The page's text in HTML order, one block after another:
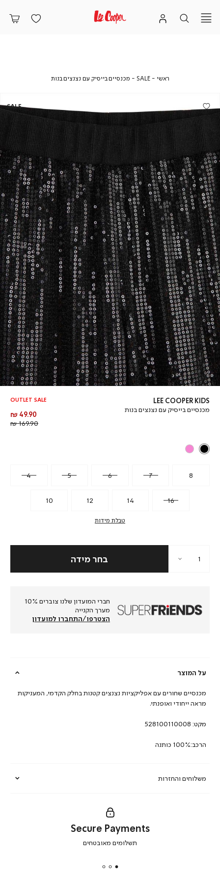
ראשי ראשי
SALE
SALE
מכנסיים בייסיק עם נצנצים בנותמכנסיים
בנות
LEE COOPER KIDS
מכנסיים בייסיק עם נצנצים בנות
OUTLET SALE
מחיר
מוצר
49.90 ₪
169.90 ₪
4 5 6 7 8
10 12 14 16
טבלת מידות
חברי המועדון שלנו צוברים 10%
מערך הקנייה
הצטרפו/התחברו למועדון
על המוצר
משלוחים והחזרות
מכנסיים שחורים עם אפליקציות נצנצים קטנות בחלק הקדמי, המעניקות
מראה ייחודי ואופנתי.
מקט: 528100110008
הרכב:100% כותנה
secure
Secure Payments
תשלומים מאובטחים
SALE